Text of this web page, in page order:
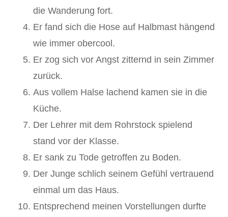
die Wanderung fort.
Er fand sich die Hose auf Halbmast hängend
wie immer obercool.
Er zog sich vor Angst zitternd in sein Zimmer
zurück.
Aus vollem Halse lachend kamen sie in die
Küche.
Der Lehrer mit dem Rohrstock spielend
stand vor der Klasse.
Er sank zu Tode getroffen zu Boden.
Der Junge schlich seinem Gefühl vertrauend
einmal um das Haus.
Entsprechend meinen Vorstellungen durfte